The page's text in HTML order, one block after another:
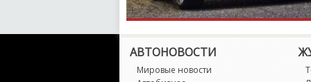
АВТОНОВОСТИ
Мировые новости